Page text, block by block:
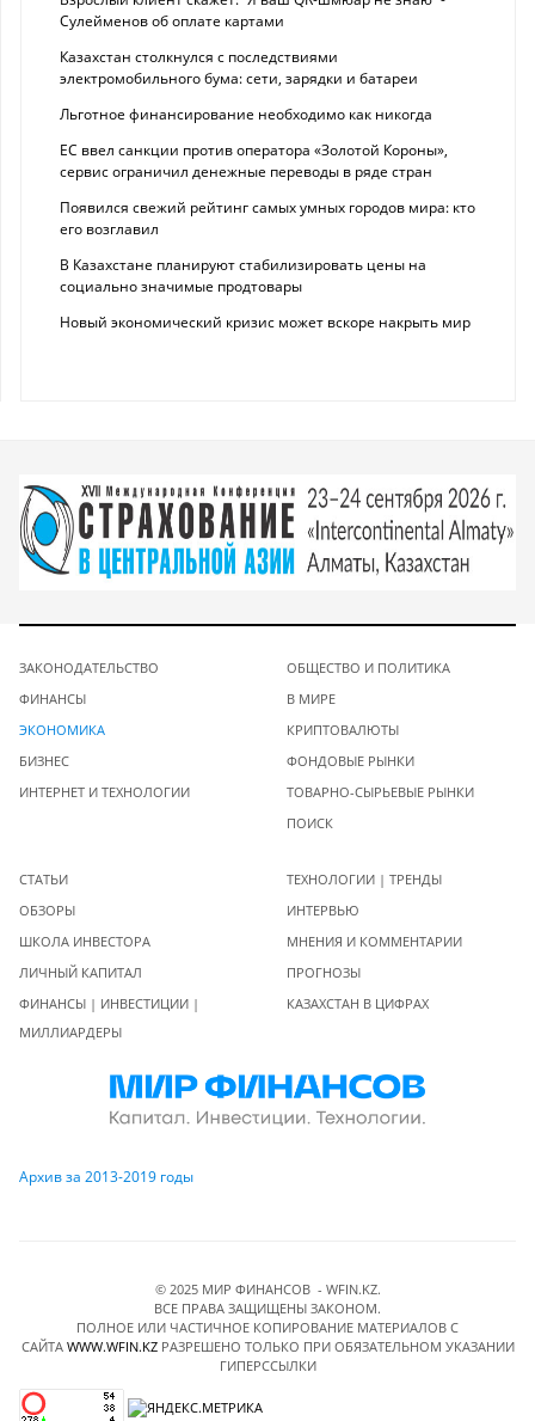
Сулейменов об оплате картами
Казахстан столкнулся с последствиями
электромобильного бума: сети, зарядки и батареи
Льготное финансирование необходимо как никогда
ЕС ввел санкции против оператора «Золотой Короны»,
сервис ограничил денежные переводы в ряде стран
Появился свежий рейтинг самых умных городов мира: кто
его возглавил
В Казахстане планируют стабилизировать цены на
социально значимые продтовары
Новый экономический кризис может вскоре накрыть мир
ЗАКОНОДАТЕЛЬСТВО
ФИНАНСЫ
ЭКОНОМИКА
БИЗНЕС
ИНТЕРНЕТ И ТЕХНОЛОГИИ
ОБЩЕСТВО И ПОЛИТИКА
В МИРЕ
КРИПТОВАЛЮТЫ
ФОНДОВЫЕ РЫНКИ
ТОВАРНО-СЫРЬЕВЫЕ РЫНКИ
ПОИСК
СТАТЬИ
ОБЗОРЫ
ШКОЛА ИНВЕСТОРА
ЛИЧНЫЙ КАПИТАЛ
ФИНАНСЫ | ИНВЕСТИЦИИ |
МИЛЛИАРДЕРЫ
ТЕХНОЛОГИИ | ТРЕНДЫ
ИНТЕРВЬЮ
МНЕНИЯ И КОММЕНТАРИИ
ПРОГНОЗЫ
КАЗАХСТАН В ЦИФРАХ
Архив за 2013-2019 годы
© 2025 МИР ФИНАНСОВ - WFIN.KZ.
ВСЕ ПРАВА ЗАЩИЩЕНЫ ЗАКОНОМ.
ПОЛНОЕ ИЛИ ЧАСТИЧНОЕ КОПИРОВАНИЕ МАТЕРИАЛОВ C
САЙТА WWW.WFIN.KZРАЗРЕШЕНО ТОЛЬКО ПРИ ОБЯЗАТЕЛЬНОМ УКАЗАНИИ
ГИПЕРССЫЛКИ